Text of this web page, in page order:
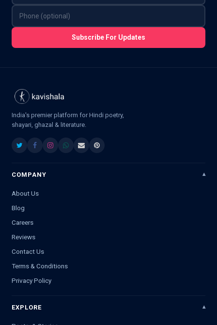
Subscribe For Updates
India's premier platform for Hindi poetry,
shayari, ghazal & literature.
COMPANY
About Us
Blog
Careers
Reviews
Contact Us
Terms & Conditions
Privacy Policy
EXPLORE